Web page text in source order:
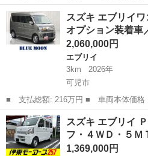
名： スズキ ■ 車種名： エブリイ
ターボスペシャル ハイルーフ・パー
ボ・届出済未...
岐阜 中津川市 エブリイ
スズキ エブリイ
オプション装着
2,060,000円
エブリイ
3km
2026年
可児市
■ 支払総額: 216万円 ■ 車両本体価格： 2,060,000 円 ■ メーカー
名： スズキ ■ 車種名： エブリイ
ターボ ４ＷＤ／オプション装着車／
ｅｔｏｏｔ...
岐阜 可児市 エブリイ
スズキ エブリイ
フ・４ＷＤ・５
1,369,000円